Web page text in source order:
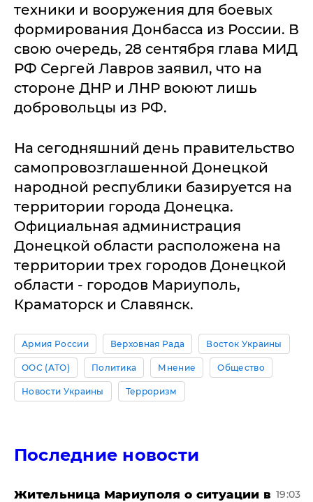
техники и вооружения для боевых
формирования Донбасса из России. В
свою очередь, 28 сентября глава МИД
РФ Сергей Лавров заявил, что на
стороне ДНР и ЛНР воюют лишь
добровольцы из РФ.
На сегодняшний день правительство
самопровозглашенной Донецкой
народной республики базируется на
территории города Донецка.
Официальная администрация
Донецкой области расположена на
территории трех городов Донецкой
области - городов Мариуполь,
Краматорск и Славянск.
Армия России Верховная Рада Восток Украины
ООС (АТО) Политика Мнение Общество
Новости Украины Терроризм
Последние новости
Жительница Мариуполя о ситуации в 19:03